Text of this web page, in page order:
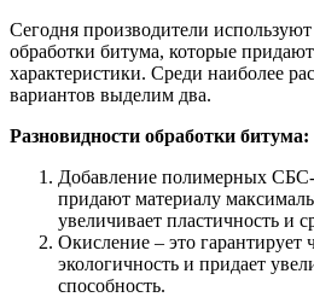
Сегодня производители
обработки битума, которые
характеристики. Среди наиболее
вариантов выделим два.
Разновидности обработки битума:
Добавление полимерных
придают материалу
увеличивает пластичность и
Окисление – это
экологичность и придает
способность.